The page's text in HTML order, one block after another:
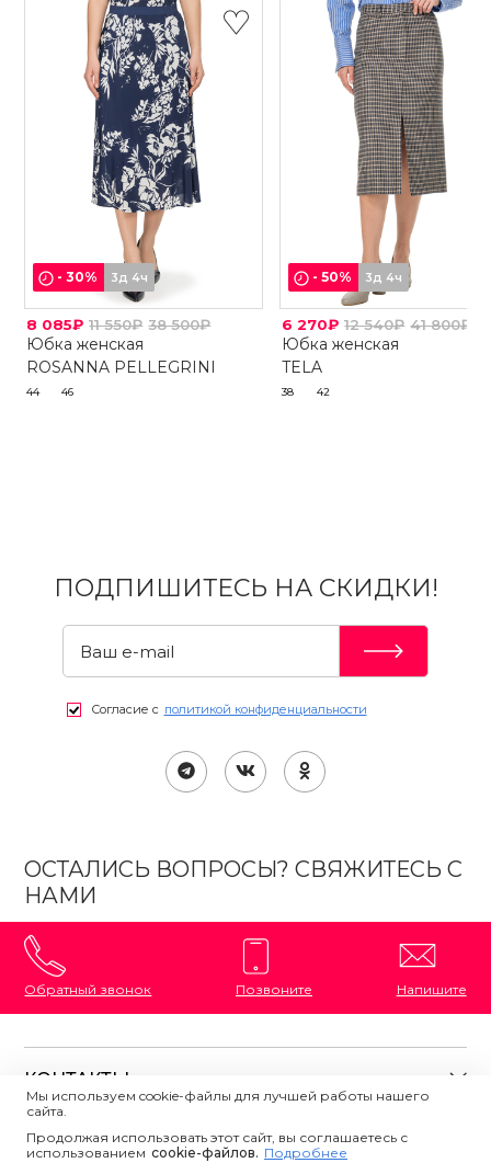
-30% 3д 4ч
8 085₽ 11 550₽ 38 500₽
Юбка женская
ROSANNA PELLEGRINI
44 46
-50% 3д 4ч
6 270₽ 12 540₽ 41 800₽
Юбка женская
TELA
38 42
ПОДПИШИТЕСЬ НА СКИДКИ!
Согласие с политикой конфиденциальности
ОСТАЛИСЬ ВОПРОСЫ? СВЯЖИТЕСЬ С
НАМИ
Обратный звонок Позвоните Напишите
КОНТАКТЫ
8 (800) 333-87-72
Напишите нам
ПОЛЕЗНАЯ ИНФОРМАЦИЯ
Мы используем cookie-файлы для лучшей работы нашего
сайта.
Продолжая использовать этот сайт, вы соглашаетесь с
использованием сookie-файлов. Подробнее